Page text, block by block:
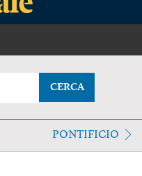
CERCA
PONTIFICIO